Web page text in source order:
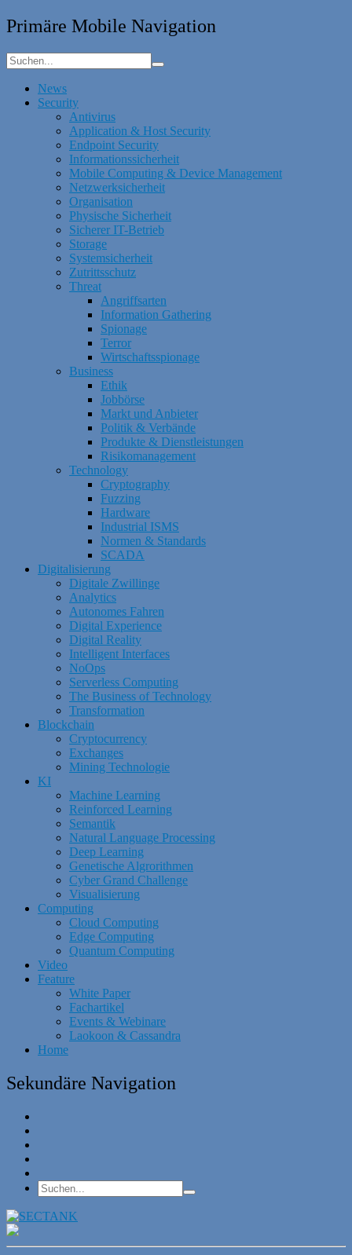
Primäre Mobile Navigation
News
Security
Antivirus
Application & Host Security
Endpoint Security
Informationssicherheit
Mobile Computing & Device Management
Netzwerksicherheit
Organisation
Physische Sicherheit
Sicherer IT-Betrieb
Storage
Systemsicherheit
Zutrittsschutz
Threat
Angriffsarten
Information Gathering
Spionage
Terror
Wirtschaftsspionage
Business
Ethik
Jobbörse
Markt und Anbieter
Politik & Verbände
Produkte & Dienstleistungen
Risikomanagement
Technology
Cryptography
Fuzzing
Hardware
Industrial ISMS
Normen & Standards
SCADA
Digitalisierung
Digitale Zwillinge
Analytics
Autonomes Fahren
Digital Experience
Digital Reality
Intelligent Interfaces
NoOps
Serverless Computing
The Business of Technology
Transformation
Blockchain
Cryptocurrency
Exchanges
Mining Technologie
KI
Machine Learning
Reinforced Learning
Semantik
Natural Language Processing
Deep Learning
Genetische Algrorithmen
Cyber Grand Challenge
Visualisierung
Computing
Cloud Computing
Edge Computing
Quantum Computing
Video
Feature
White Paper
Fachartikel
Events & Webinare
Laokoon & Cassandra
Home
Sekundäre Navigation